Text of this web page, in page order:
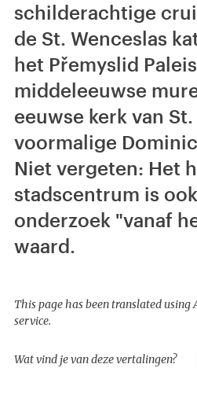
schilderachtige
de St. Wenceslas
het Přemyslid
middeleeuwse
eeuwse kerk van
voormalige
Niet vergeten: Het
stadscentrum is
onderzoek "vanaf
waard.
This page has been translated
service.
Wat vind je van deze vertalingen?